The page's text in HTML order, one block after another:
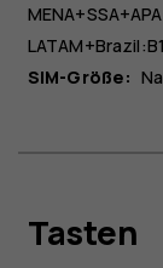
SIM-Größe:
Tasten